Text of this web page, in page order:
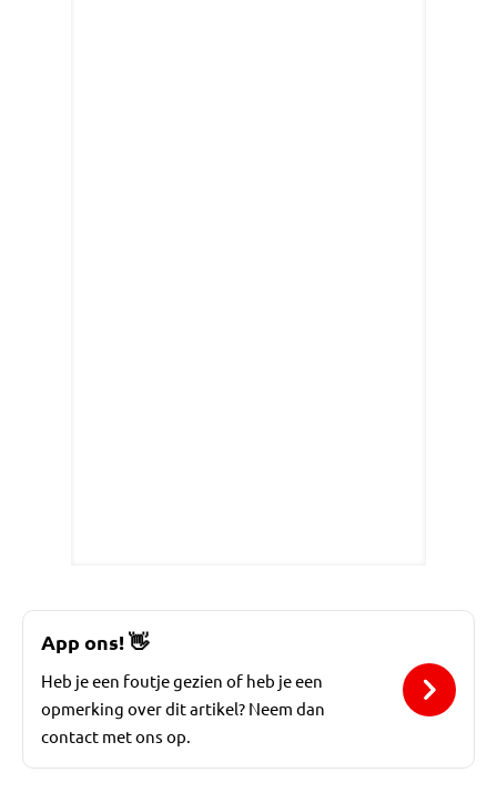
App ons!👋
Heb je een foutje gezien of heb je een
opmerking over dit artikel? Neem dan
contact met ons op.